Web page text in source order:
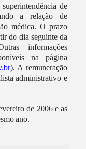
de
a relação de
médica. O prazo
do dia seguinte da
informações
na página
). A remuneração
administrativo e
de 2006 e as
ano.